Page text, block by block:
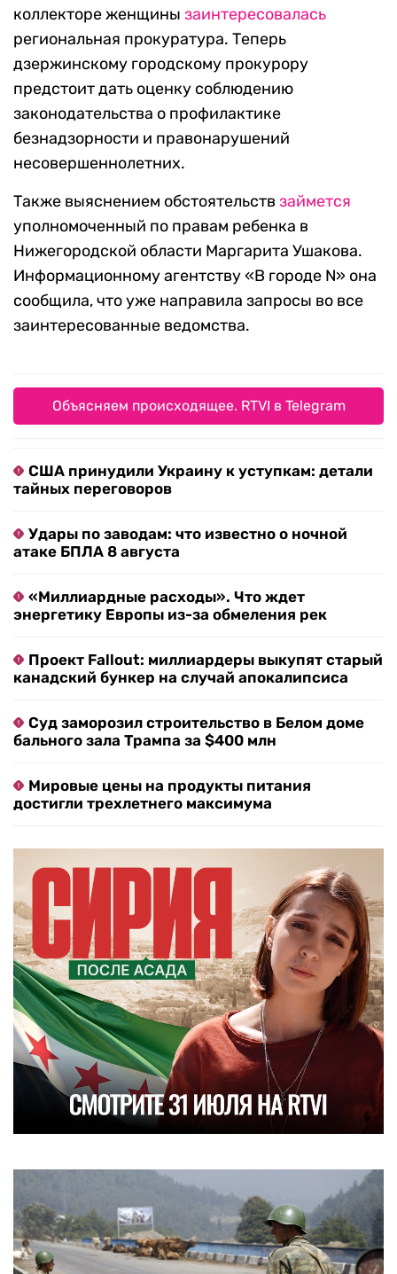
коллекторе женщины заинтересовалась
региональная прокуратура. Теперь
дзержинскому городскому прокурору
предстоит дать оценку соблюдению
законодательства о профилактике
безнадзорности и правонарушений
несовершеннолетних.
Также выяснением обстоятельств займется
уполномоченный по правам ребенка в
Нижегородской области Маргарита Ушакова.
Информационному агентству «В городе N» она
сообщила, что уже направила запросы во все
заинтересованные ведомства.
Объясняем происходящее. RTVI в Telegram
США принудили Украину к уступкам: детали
тайных переговоров
Удары по заводам: что известно о ночной
атаке БПЛА 8 августа
«Миллиардные расходы». Что ждет
энергетику Европы из-за обмеления рек
Проект Fallout: миллиардеры выкупят старый
канадский бункер на случай апокалипсиса
Суд заморозил строительство в Белом доме
бального зала Трампа за $400 млн
Мировые цены на продукты питания
достигли трехлетнего максимума